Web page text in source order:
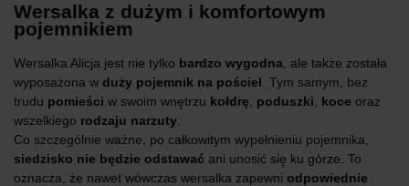
Wersalka z dużym i komfortowym
pojemnikiem
Wersalka Alicja jest nie tylko bardzo wygodna , ale także została
wyposażona w duży pojemnik na pościel . Tym samym, bez
trudu pomieści w swoim wnętrzu kołdrę poduszki koce oraz
wszelkiego rodzaju narzuty
Co szczególnie ważne, po całkowitym wypełnieniu pojemnika,
siedzisko nie będzie odstawać ani unosić się ku górze. To
oznacza, że nawet wówczas wersalka zapewni odpowiednie